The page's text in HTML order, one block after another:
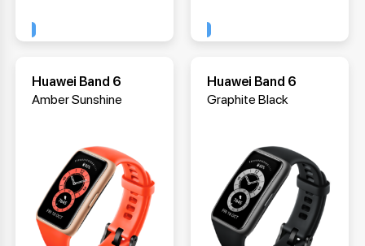
Huawei Band 6
Amber Sunshine
Huawei Band 6
Graphite Black